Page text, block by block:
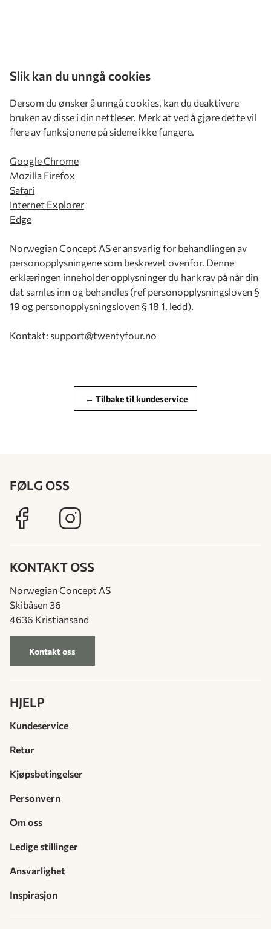
Slik kan du unngå cookies
Dersom du ønsker å unngå cookies, kan du deaktivere
bruken av disse i din nettleser. Merk at ved å gjøre dette vil
flere av funksjonene på sidene ikke fungere.
Google Chrome
Mozilla Firefox
Safari
Internet Explorer
Edge
Norwegian Concept AS er ansvarlig for behandlingen av
personopplysningene som beskrevet ovenfor. Denne
erklæringen inneholder opplysninger du har krav på når din
dat samles inn og behandles (ref personopplysningsloven §
19 og personopplysningsloven § 18 1. ledd).
Kontakt: support@twentyfour.no
← Tilbake til kundeservice
FØLG OSS
KONTAKT OSS
Norwegian Concept AS
Skibåsen 36
4636 Kristiansand
Kontakt oss
HJELP
Kundeservice
Retur
Kjøpsbetingelser
Personvern
Om oss
Ledige stillinger
Ansvarlighet
Inspirasjon